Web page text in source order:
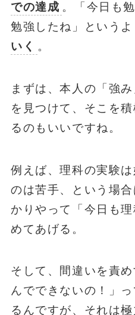
での達成 。「今日も
勉強したね」というよ
いく
。
まずは、本人の「強
を見つけて、そこを
るのもいいですね。
例えば、理科の実験
のは苦手、という場
かりやって「今日も
めてあげる。
そして、間違いを責
んでできないの！」
るんですが、それは